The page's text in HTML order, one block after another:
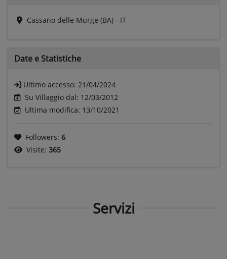
Cassano delle Murge (BA) - IT
Date e Statistiche
Ultimo accesso: 21/04/2024
Su Villaggio dal: 12/03/2012
Ultima modifica: 13/10/2021
Followers: 6
Visite: 365
Servizi